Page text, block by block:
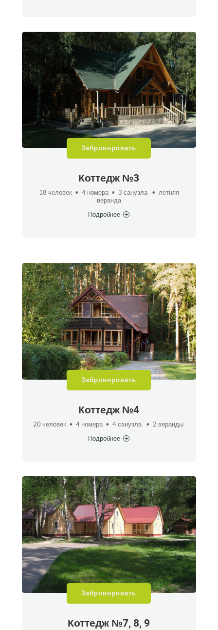
Забронировать
Коттедж №3
18 человек • 4 номера • 3 санузла • летняя
веранда
Подробнее
Забронировать
Коттедж №4
20 человек • 4 номера • 4 санузла • 2 веранды
Подробнее
Забронировать
Коттедж №7, 8, 9